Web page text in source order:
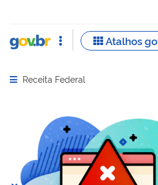
Abrir menu principal de navegação
Receita Federal